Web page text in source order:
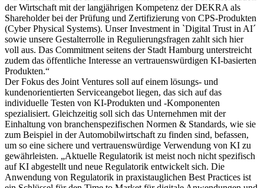
der Wirtschaft mit der langjährigen Kompetenz der DEKRA als
Shareholder bei der Prüfung und Zertifizierung von CPS-Produkten
(Cyber Physical Systems). Unser Investment in `Digital Trust in AI´
sowie unsere Gestalterrolle in Regulierungsfragen zahlt sich hier
voll aus. Das Commitment seitens der Stadt Hamburg unterstreicht
zudem das öffentliche Interesse an vertrauenswürdigen KI-basierten
Produkten.“
Der Fokus des Joint Ventures soll auf einem lösungs- und
kundenorientierten Serviceangebot liegen, das sich auf das
individuelle Testen von KI-Produkten und -Komponenten
spezialisiert. Gleichzeitig soll sich das Unternehmen mit der
Einhaltung von branchenspezifischen Normen & Standards, wie sie
zum Beispiel in der Automobilwirtschaft zu finden sind, befassen,
um so eine sichere und vertrauenswürdige Verwendung von KI zu
gewährleisten. „Aktuelle Regulatorik ist meist noch nicht spezifisch
auf KI abgestellt und neue Regulatorik entwickelt sich. Die
Anwendung von Regulatorik in praxistauglichen Best Practices ist